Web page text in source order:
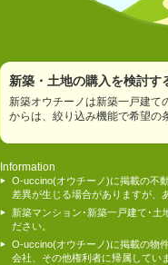
新築・土地の購入を検討
新築オウチーノは新築一戸建て
からは、絞り込み機能で希望の
Information
O-uccino(オウチーノ)に掲載の不
差異が生じる場合がありますが、
新築マンション･新築一戸建て･土
ださい。
O-uccino(オウチーノ)に掲載の物
会社、その他権利者に帰属してい